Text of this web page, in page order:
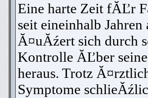
Eine harte Zeit fĂĽr
seit eineinhalb
Ă¤uĂźert sich durch
Kontrolle ĂĽber
heraus. Trotz
Symptome